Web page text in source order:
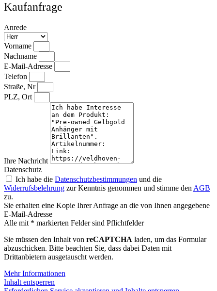
Kaufanfrage
Anrede
Vorname
Nachname
E-Mail-Adresse
Telefon
Straße, Nr
PLZ, Ort
Ihre Nachricht
Datenschutz
Ich habe die Datenschutzbestimmungen und die
Widerrufsbelehrung zur Kenntnis genommen und stimme den AGB
zu.
Sie erhalten eine Kopie Ihrer Anfrage an die von Ihnen angegebene
E-Mail-Adresse
Alle mit * markierten Felder sind Pflichtfelder
Sie müssen den Inhalt von reCAPTCHA laden, um das Formular
abzuschicken. Bitte beachten Sie, dass dabei Daten mit
Drittanbietern ausgetauscht werden.
Mehr Informationen
Inhalt entsperren